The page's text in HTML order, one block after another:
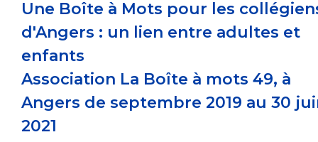
Une Boîte à Mots pour les
d'Angers : un lien entre adultes et
enfants
Association La Boîte à mots 49, à
Angers de septembre 2019 au 30
2021